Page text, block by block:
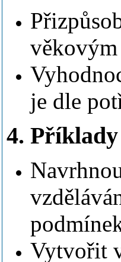
je dle
4.
Vytvořit